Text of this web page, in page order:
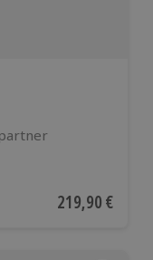
Aktueller Preis
219,90 €